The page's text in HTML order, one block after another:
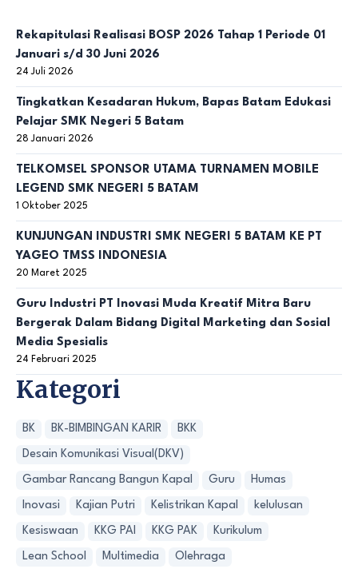
Rekapitulasi Realisasi BOSP 2026 Tahap 1 Periode 01
Januari s/d 30 Juni 2026
24 Juli 2026
Tingkatkan Kesadaran Hukum, Bapas Batam Edukasi
Pelajar SMK Negeri 5 Batam
28 Januari 2026
TELKOMSEL SPONSOR UTAMA TURNAMEN MOBILE
LEGEND SMK NEGERI 5 BATAM
1 Oktober 2025
KUNJUNGAN INDUSTRI SMK NEGERI 5 BATAM KE PT
YAGEO TMSS INDONESIA
20 Maret 2025
Guru Industri PT Inovasi Muda Kreatif Mitra Baru
Bergerak Dalam Bidang Digital Marketing dan Sosial
Media Spesialis
24 Februari 2025
Kategori
BK BK-BIMBINGAN KARIR BKK
Desain Komunikasi Visual(DKV)
Gambar Rancang Bangun Kapal Guru Humas
Inovasi Kajian Putri Kelistrikan Kapal kelulusan
Kesiswaan KKG PAI KKG PAK Kurikulum
Lean School Multimedia Olehraga